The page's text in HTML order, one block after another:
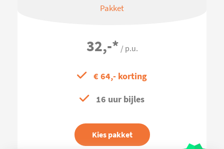
Pakket
32,-* / p.u.
€ 64,- korting
16 uur bijles
Kies pakket